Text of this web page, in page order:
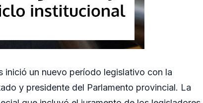
inició un nuevo período legislativo con la
y presidente del Parlamento provincial. La